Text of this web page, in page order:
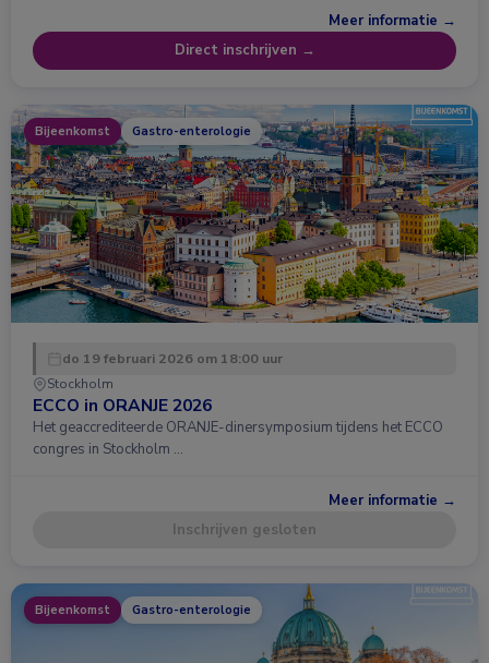
Meer informatie →
Direct inschrijven →
Bijeenkomst Gastro-enterologie
do 19 februari 2026 om 18:00 uur
Stockholm
ECCO in ORANJE 2026
Het geaccrediteerde ORANJE-dinersymposium tijdens het ECCO
congres in Stockholm …
Meer informatie →
Inschrijven gesloten
Bijeenkomst Gastro-enterologie